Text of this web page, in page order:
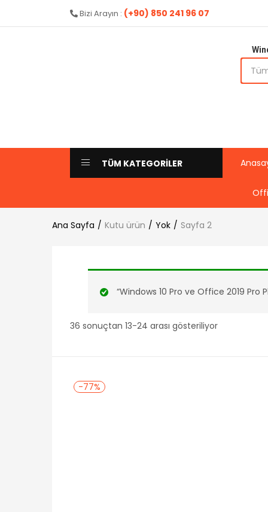
Bizi Arayın : (+90) 850 241 96 07
TÜM KATEGORİLER
Ana Sayfa Kutu ürün Yok Sayfa 2
“Windows 10 Pro ve Office 2019 Pro
36 sonuçtan 13-24 arası gösteriliyor
-77%